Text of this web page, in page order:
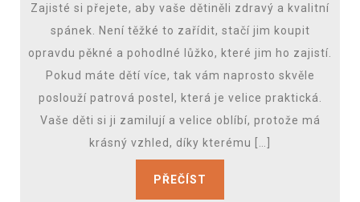
Zajisté si přejete, aby vaše dětiněli zdravý a kvalitní
spánek. Není těžké to zařídit, stačí jim koupit
opravdu pěkné a pohodlné lůžko, které jim ho zajistí.
Pokud máte dětí více, tak vám naprosto skvěle
poslouží patrová postel, která je velice praktická.
Vaše děti si ji zamilují a velice oblíbí, protože má
krásný vzhled, díky kterému […]
PŘEČÍST